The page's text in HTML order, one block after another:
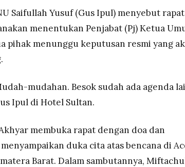
Saifullah Yusuf (Gus Ipul) menyebut rapat
menentukan Penjabat (Pj) Ketua
pihak menunggu keputusan resmi yang
mudahan. Besok sudah ada agenda
Ipul di Hotel Sultan.
membuka rapat dengan doa dan
duka cita atas bencana di
Barat. Dalam sambutannya,